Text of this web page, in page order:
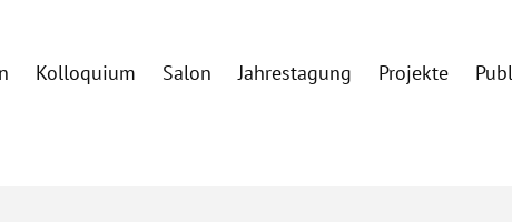
Kolloquium Salon Jahrestagung Projekte